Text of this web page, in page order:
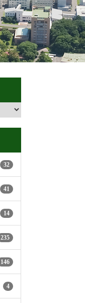
32
41
14
235
146
4